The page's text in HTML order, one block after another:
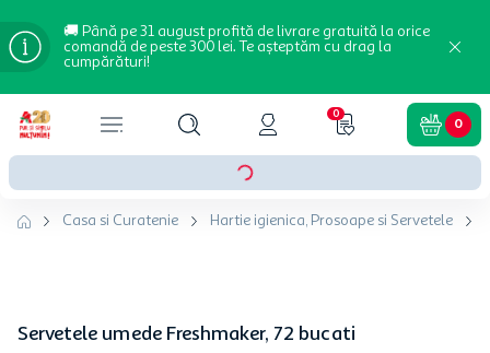
🚚 Până pe 31 august profită de livrare gratuită la orice
comandă de peste 300 lei. Te așteptăm cu drag la
cumpărături!
0
0
Casa si Curatenie Hartie igienica, Prosoape si Servetele
Servetele umede Freshmaker, 72 bucati